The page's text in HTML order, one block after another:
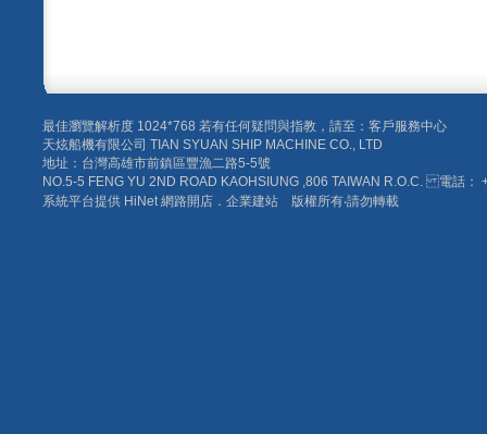
最佳瀏覽解析度 1024*768 若有任何疑問與指教，請至：客戶服務中心
天炫船機有限公司 TIAN SYUAN SHIP MACHINE CO., LTD
地址：台灣高雄市前鎮區豐漁二路5-5號
NO.5-5 FENG YU 2ND ROAD KAOHSIUNG ,806 TAIWAN R.O.C. 電話
系統平台提供 HiNet 網路開店．企業建站 版權所有‧請勿轉載